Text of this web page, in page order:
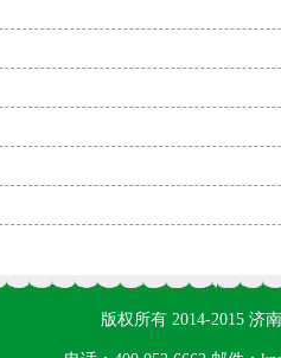
版权所有 2014-2015 济